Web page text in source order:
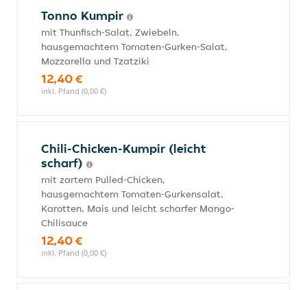
Tonno Kumpir
mit Thunfisch-Salat, Zwiebeln,
hausgemachtem Tomaten-Gurken-Salat,
Mozzarella und Tzatziki
12,40 €
inkl. Pfand (0,00 €)
Chili-Chicken-Kumpir (leicht
scharf)
mit zartem Pulled-Chicken,
hausgemachtem Tomaten-Gurkensalat,
Karotten, Mais und leicht scharfer Mango-
Chilisauce
12,40 €
inkl. Pfand (0,00 €)